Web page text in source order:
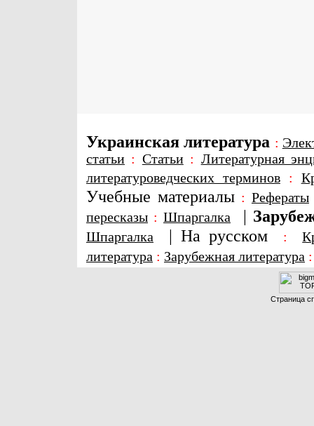
Украинская литература :
статьи : Статьи: Литературная
литературоведческих терминов:
Учебные материалы : Рефераты
пересказы : Шпаргалка |
Шпаргалка | На русском :
литература : Зарубежная литература
Страница